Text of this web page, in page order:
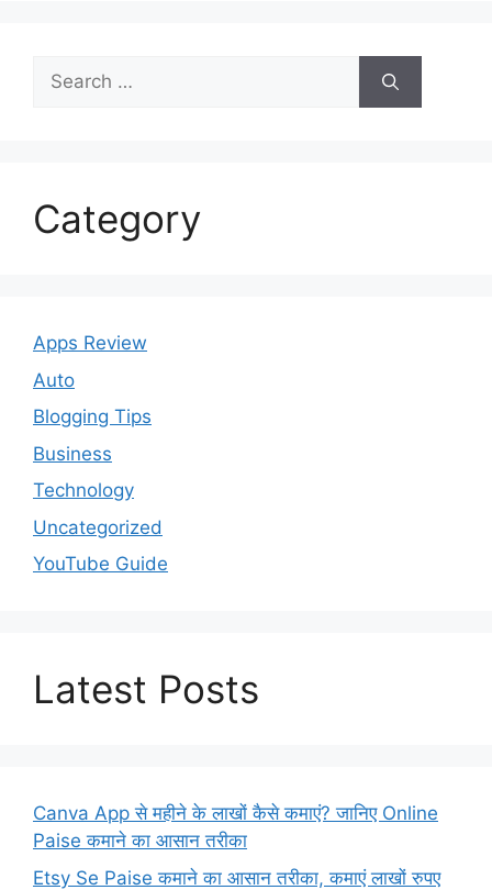
Search
for:
Category
Apps Review
Auto
Blogging Tips
Business
Technology
Uncategorized
YouTube Guide
Latest Posts
Canva App से महीने के लाखों कैसे कमाएं? जानिए Online
Paise कमाने का आसान तरीका
Etsy Se Paise कमाने का आसान तरीका, कमाएं लाखों रुपए